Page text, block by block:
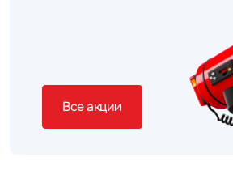
Все акции